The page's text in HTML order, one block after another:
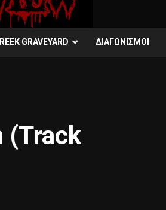
GRAVEYARD ΔΙΑΓΩΝΙΣΜΟΙ
(Track